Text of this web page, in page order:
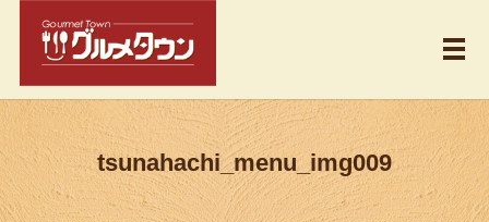
メ
tsunahachi_menu_img009